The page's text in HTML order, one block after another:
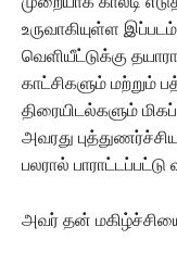
உருவாகியுள்ள
வெளியீட்டுக்கு
காட்சிகளும் மற்றும்
திரையிடல்களும்
அவரது
பலரால் பாராட்டப்பட்டு
அவர் தன்